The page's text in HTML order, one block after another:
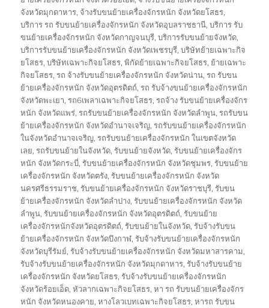
จังหวัดมุกดาหาร, จ้างรับขนย้ายเครื่องจักรหนัก จังหวัดยโสธร,
บริการ รถ รับขนย้ายเครื่องจักรหนัก จังหวัดอุบลราชธานี,บริการ รับ
ขนย้ายเครื่องจักรหนัก จังหวัดกาญจนบุรี,บริการรับขนย้ายจังหวัด,
บริการรับขนย้ายเครื่องจักรหนัก จังหวัดเพชรบุรี,บริษัทย้ายเฉพาะกิจ
ยโสธร,บริษัทเฉพาะกิจยโสธร,พิกัดย้ายเฉพาะกิจยโสธร, ย้ายเฉพาะ
กิจยโสธร,รถ จ้างรับขนย้ายเครื่องจักรหนัก จังหวัดน่าน,รถ รับขน
ย้ายเครื่องจักรหนัก จังหวัดอุตรดิตถ์,รถ รับจ้างขนย้ายเครื่องจักรหนัก
จังหวัดพะเยา,รถ6เพลาเฉพาะกิจยโสธร,รถจ้าง รับขนย้ายเครื่องจักร
หนัก จังหวัดแพร่,รถรับขนย้ายเครื่องจักรหนัก จังหวัดลำพูน,รถรับขน
ย้ายเครื่องจักรหนัก จังหวัดอำนาจเจริญ,รถรับขนย้ายเครื่องจักรหนัก
ในจังหวัดอำนาจเจริญ,รถรับขนย้ายเครื่องจักรหนัก ในเขตจังหวัด
เลย,รถรับขนย้ายในจังหวัด,รับขนย้ายจังหวัด,รับขนย้ายเครื่องจักร
หนัก จังหวัดกระบี่,รับขนย้ายเครื่องจักรหนัก จังหวัดชุมพร,รับขนย้าย
เครื่องจักรหนัก จังหวัดตรัง,รับขนย้ายเครื่องจักรหนัก จังหวัด
นครศรีธรรมราช,รับขนย้ายเครื่องจักรหนัก จังหวัดราชบุรี,รับขน
ย้ายเครื่องจักรหนัก จังหวัดลำปาง,รับขนย้ายเครื่องจักรหนัก จังหวัด
ลำพูน,รับขนย้ายเครื่องจักรหนัก จังหวัดอุตรดิตถ์,รับขนย้าย
เครื่องจักรหนักจังหวัดอุตรดิตถ์,รับขนย้ายในจังหวัด,รับจ้างรับขน
ย้ายเครื่องจักรหนัก จังหวัดบึงกาฬ,รับจ้างรับขนย้ายเครื่องจักรหนัก
จังหวัดบุรีรัมย์,รับจ้างรับขนย้ายเครื่องจักรหนัก จังหวัดมหาสารคาม,
รับจ้างรับขนย้ายเครื่องจักรหนัก จังหวัดมุกดาหาร,รับจ้างรับขนย้าย
เครื่องจักรหนัก จังหวัดยโสธร,รับจ้างรับขนย้ายเครื่องจักรหนัก
จังหวัดร้อยเอ็ด,หัวลากเฉพาะกิจยโสธร,หา รถ รับขนย้ายเครื่องจักร
หนัก จังหวัดหนองคาย,หางโลวเบทเฉพาะกิจยโสธร,หารถ รับขน